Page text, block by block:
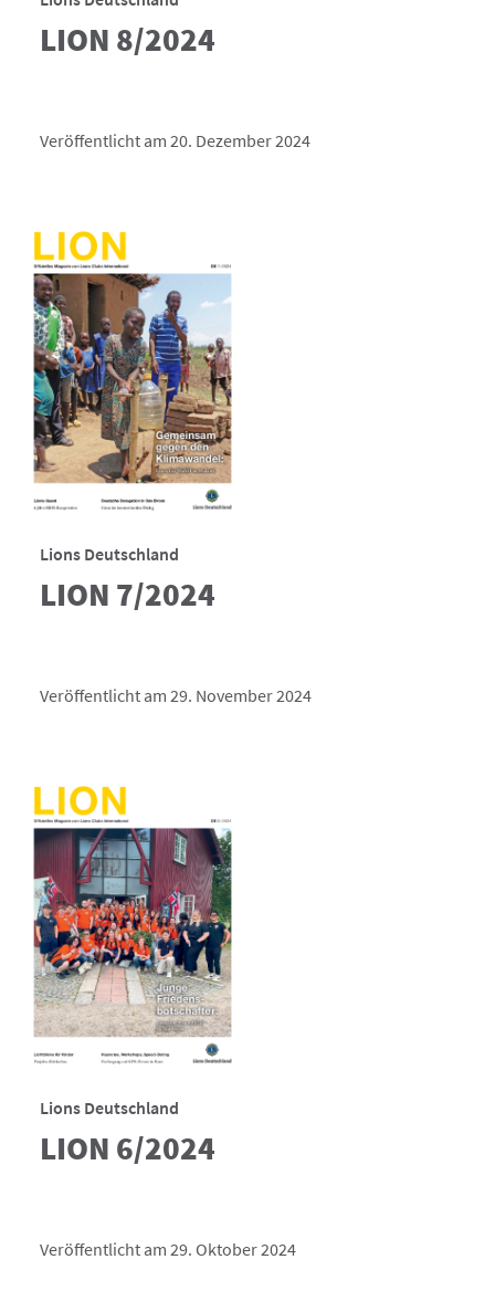
LION 8/2024
Veröffentlicht am 20. Dezember 2024
Lions Deutschland
LION 7/2024
Veröffentlicht am 29. November 2024
Lions Deutschland
LION 6/2024
Veröffentlicht am 29. Oktober 2024